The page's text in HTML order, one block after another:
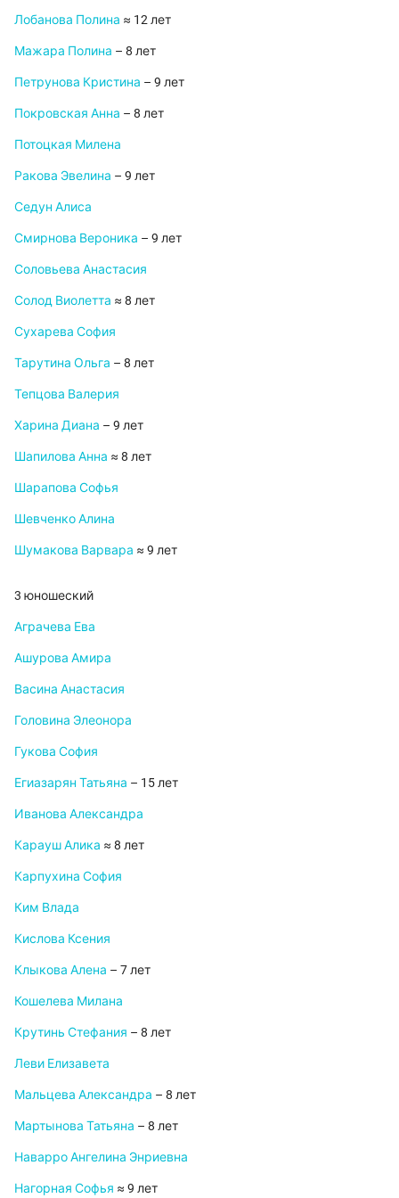
Лобанова Полина ≈ 12 лет
Мажара Полина – 8 лет
Петрунова Кристина – 9 лет
Покровская Анна – 8 лет
Потоцкая Милена
Ракова Эвелина – 9 лет
Седун Алиса
Смирнова Вероника – 9 лет
Соловьева Анастасия
Солод Виолетта ≈ 8 лет
Сухарева София
Тарутина Ольга – 8 лет
Тепцова Валерия
Харина Диана – 9 лет
Шапилова Анна ≈ 8 лет
Шарапова Софья
Шевченко Алина
Шумакова Варвара ≈ 9 лет
3 юношеский
Аграчева Ева
Ашурова Амира
Васина Анастасия
Головина Элеонора
Гукова София
Егиазарян Татьяна – 15 лет
Иванова Александра
Карауш Алика ≈ 8 лет
Карпухина София
Ким Влада
Кислова Ксения
Клыкова Алена – 7 лет
Кошелева Милана
Крутинь Стефания – 8 лет
Леви Елизавета
Мальцева Александра – 8 лет
Мартынова Татьяна – 8 лет
Наварро Ангелина Энриевна
Нагорная Софья ≈ 9 лет